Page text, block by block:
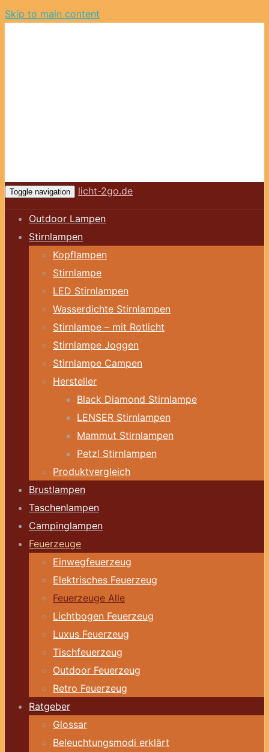
Skip to main content
Toggle navigation licht-2go.de
Outdoor Lampen
Stirnlampen
Kopflampen
Stirnlampe
LED Stirnlampen
Wasserdichte Stirnlampen
Stirnlampe – mit Rotlicht
Stirnlampe Joggen
Stirnlampe Campen
Hersteller
Black Diamond Stirnlampe
LENSER Stirnlampen
Mammut Stirnlampen
Petzl Stirnlampen
Produktvergleich
Brustlampen
Taschenlampen
Campinglampen
Feuerzeuge
Einwegfeuerzeug
Elektrisches Feuerzeug
Feuerzeuge Alle
Lichtbogen Feuerzeug
Luxus Feuerzeug
Tischfeuerzeug
Outdoor Feuerzeug
Retro Feuerzeug
Ratgeber
Glossar
Beleuchtungsmodi erklärt